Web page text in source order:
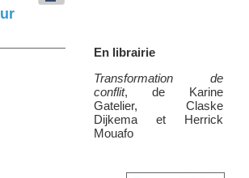
En librairie
Transformation de
conflit, de Karine
Gatelier, Claske
Dijkema et Herrick
Mouafo